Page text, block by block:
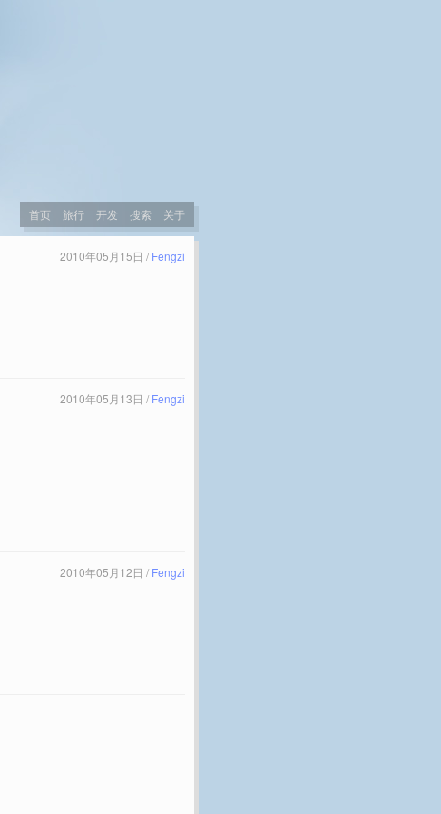
首页 旅行 开发 搜索 关于
2010年05月15日 / Fengzi
2010年05月13日 / Fengzi
2010年05月12日 / Fengzi